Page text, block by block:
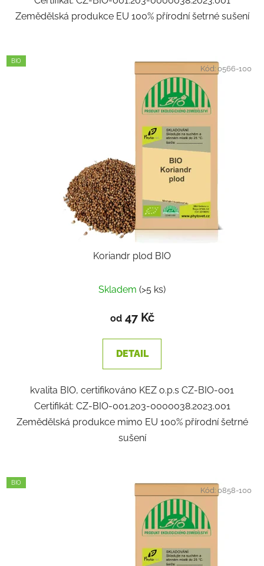
Zemědělská produkce EU 100% přírodní šetrné sušení
BIO
Koriandr plod BIO
hodnocení
produktu
je
1,7
z
hvězdiček.
Skladem (>5 ks)
od47 Kč
DETAIL
kvalita BIO, certifikováno KEZ o.p.s CZ-BIO-001
Certifikát: CZ-BIO-001.203-0000038.2023.001
Zemědělská produkce mimo EU 100% přírodní šetrné
sušení
Kód:0566-100
BIO
Kód:0858-100